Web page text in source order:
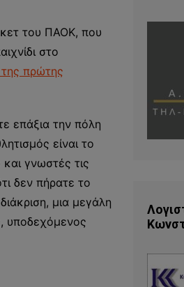
του ΠΑΟΚ, που
στο
πρώτης
επάξια την πόλη
είναι το
γνωστές τις
δεν πήρατε το
μια μεγάλη
υποδεχόμενος